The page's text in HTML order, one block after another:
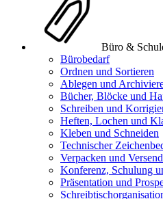
Büro &
Bürobedarf
Ordnen und Sortieren
Ablegen und
Bücher, Blöcke und
Schreiben und
Heften, Lochen und
Kleben und Schneiden
Technischer
Verpacken und
Konferenz, Schulung
Präsentation und